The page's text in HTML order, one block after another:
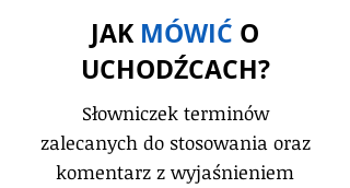
JAK MÓWIĆ O
UCHODŹCACH?
Słowniczek terminów
zalecanych do stosowania oraz
komentarz z wyjaśnieniem